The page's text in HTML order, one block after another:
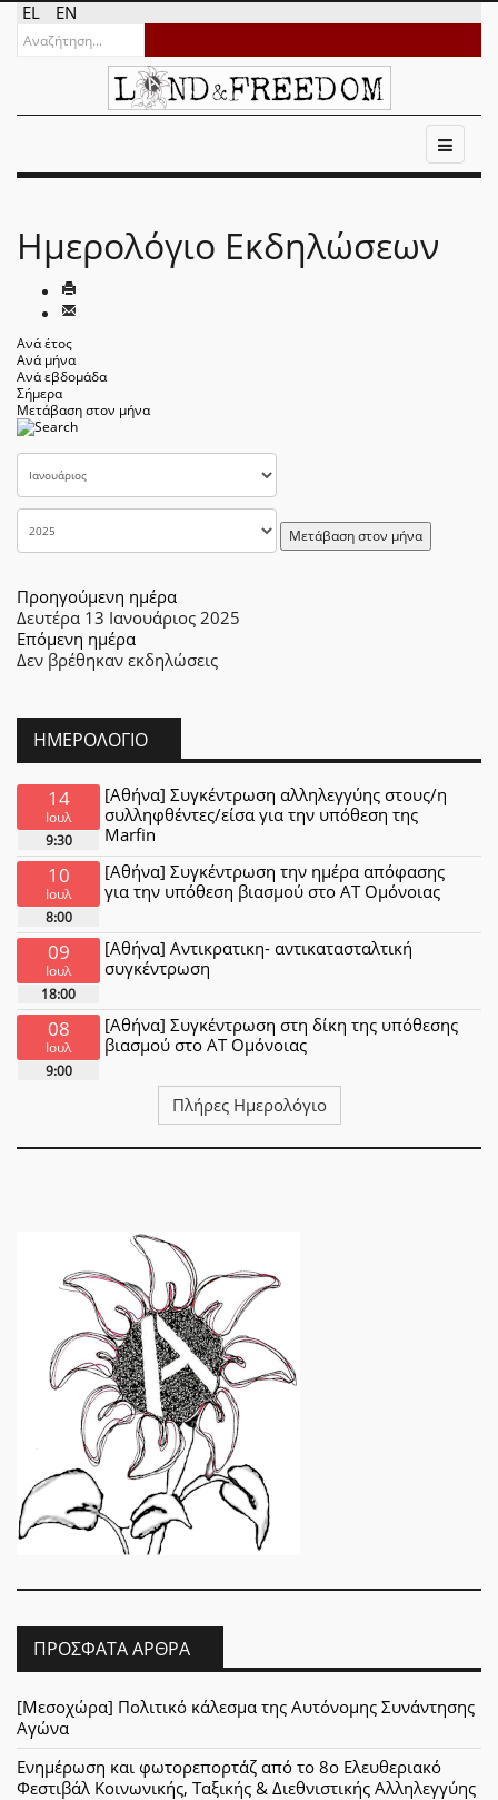
EL EN
Ημερολόγιο Εκδηλώσεων
Ανά έτος
Ανά μήνα
Ανά εβδομάδα
Σήμερα
Μετάβαση στον μήνα
Μετάβαση στον μήνα
Προηγούμενη ημέρα
Δευτέρα 13 Ιανουάριος 2025
Επόμενη ημέρα
Δεν βρέθηκαν εκδηλώσεις
ΗΜΕΡΟΛΌΓΙΟ
14
Ιουλ
9:30
[Αθήνα] Συγκέντρωση αλληλεγγύης στους/η
συλληφθέντες/είσα για την υπόθεση της
Marfin
10
Ιουλ
8:00
[Αθήνα] Συγκέντρωση την ημέρα απόφασης
για την υπόθεση βιασμού στο ΑΤ Ομόνοιας
09
Ιουλ
18:00
[Αθήνα] Αντικρατικη- αντικατασταλτική
συγκέντρωση
08
Ιουλ
9:00
[Αθήνα] Συγκέντρωση στη δίκη της υπόθεσης
βιασμού στο ΑΤ Ομόνοιας
Πλήρες Ημερολόγιο
ΠΡΌΣΦΑΤΑ ΆΡΘΡΑ
[Μεσοχώρα] Πολιτικό κάλεσμα της Αυτόνομης Συνάντησης
Αγώνα
Ενημέρωση και φωτορεπορτάζ από το 8ο Ελευθεριακό
Φεστιβάλ Κοινωνικής, Ταξικής & Διεθνιστικής Αλληλεγγύης